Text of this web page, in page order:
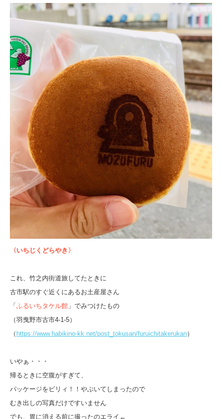
〈いちじくどらやき〉
これ、竹之内街道旅してたときに
古市駅のすぐ近くにあるお土産屋さん
「 ふるいちタケル館 」でみつけたもの
（羽曳野市古市4-1-5）
（ https://www.habikino-kk.net/post_tokusan/furuichitakerukan）
いやぁ・・・
帰るときに空腹がすぎて、
パッケージをビリィ！！やぶいてしまったので
むき出しの写真だけですいません
でも、胃に消える前に撮ったのエライ←